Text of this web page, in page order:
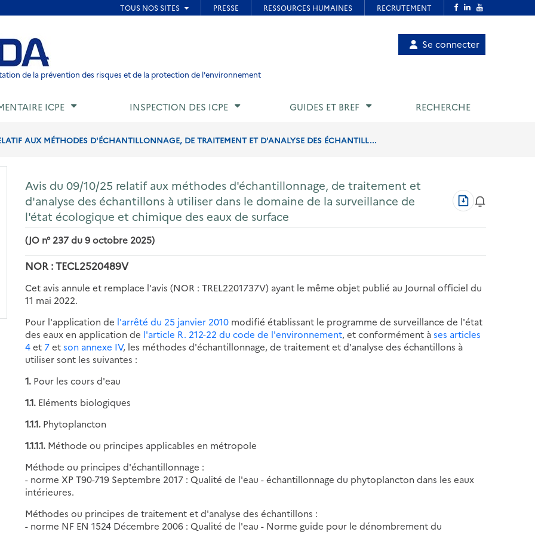
de page
de la prévention des risques et de la protection de l'environnement
Menu
utilisateur
Se connecter
ICPE INSPECTION DES ICPE GUIDES ET BREF RECHERCHE
AUX MÉTHODES D'ÉCHANTILLONNAGE, DE TRAITEMENT ET D'ANALYSE DES ÉCHANTILL...
Avis du 09/10/25 relatif aux méthodes d'échantillonnage, de traitement et
d'analyse des échantillons à utiliser dans le domaine de la surveillance de
l'état écologique et chimique des eaux de surface
Télécharger
au
(JO n° 237 du 9 octobre 2025)
NOR : TECL2520489V
Cet avis annule et remplace l'avis (NOR : TREL2201737V) ayant le même objet publié au Journal officiel du
11 mai 2022.
Pour l'application de l'arrêté du 25 janvier 2010 modifié établissant le programme de surveillance de l'état
des eaux en application de l'article R. 212-22 du code de l'environnement, et conformément àses articles
4et 7etson annexe IV, les méthodes d'échantillonnage, de traitement et d'analyse des échantillons à
utiliser sont les suivantes :
1. Pour les cours d'eau
1.1. Eléments biologiques
1.1.1. Phytoplancton
1.1.1.1. Méthode ou principes applicables en métropole
Méthode ou principes d'échantillonnage :
- norme XP T90-719 Septembre 2017 : Qualité de l'eau - échantillonnage du phytoplancton dans les eaux
intérieures.
Méthodes ou principes de traitement et d'analyse des échantillons :
- norme NF EN 1524 Décembre 2006 : Qualité de l'eau - Norme guide pour le dénombrement du